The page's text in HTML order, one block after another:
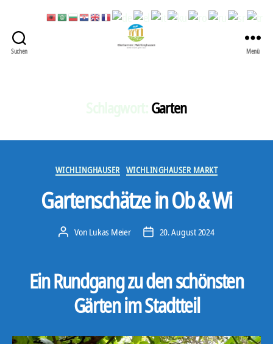
Suchen
Stadt
Menü
Garten
Kategorien
WICHLINGHAUSER WICHLINGHAUSER MARKT
Gartenschätze in Ob & Wi
Beitragsautor
Von Lukas Meier Veröffentlichungsdatum
20. August 2024
Ein Rundgang zu den schönsten
Gärten im Stadtteil